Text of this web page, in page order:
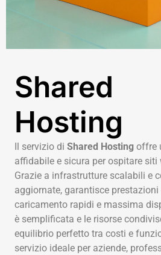
Shared
Hosting
Il servizio di Shared Hosting offre
affidabile e sicura per ospitare siti
Grazie a infrastrutture scalabili e
aggiornate, garantisce
caricamento rapidi e massima
è semplificata e le risorse
equilibrio perfetto tra costi e
servizio ideale per aziende,